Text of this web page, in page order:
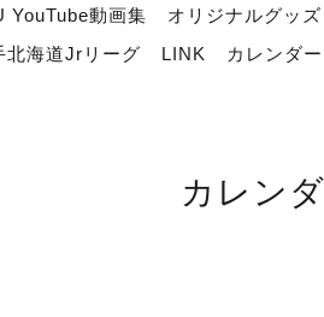
YouTube動画集
オリジナルグッ
北海道Jrリーグ
LINK カレンダー
カレン